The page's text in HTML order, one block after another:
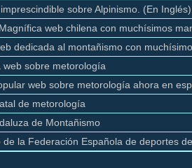
sobre Alpinismo. (En Inglés)
Magnífica web chilena con muchísimos
dedicada al montañismo con
web sobre metorología
web sobre metorología ahora en
de metorología
de Montañismo
de la Federación Española de deportes